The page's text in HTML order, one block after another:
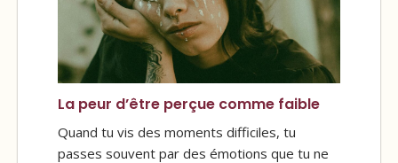
La peur d’être perçue comme faible
Quand tu vis des moments difficiles, tu
passes souvent par des émotions que tu ne